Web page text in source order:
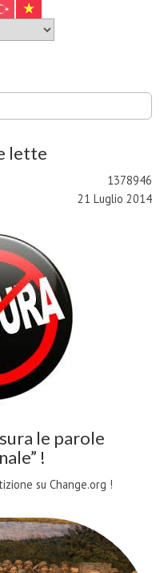
lette
1378946
21 Luglio 2014
le parole
!
su Change.org !